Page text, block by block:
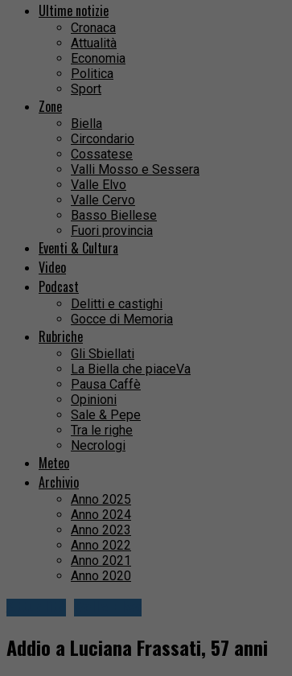
Ultime notizie
Cronaca
Attualità
Economia
Politica
Sport
Zone
Biella
Circondario
Cossatese
Valli Mosso e Sessera
Valle Elvo
Valle Cervo
Basso Biellese
Fuori provincia
Eventi & Cultura
Video
Podcast
Delitti e castighi
Gocce di Memoria
Rubriche
Gli Sbiellati
La Biella che piaceVa
Pausa Caffè
Opinioni
Sale & Pepe
Tra le righe
Necrologi
Meteo
Archivio
Anno 2025
Anno 2024
Anno 2023
Anno 2022
Anno 2021
Anno 2020
Addio a Luciana Frassati, 57 anni